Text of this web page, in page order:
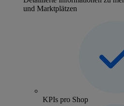
und Marktplätzen
KPIs pro Shop